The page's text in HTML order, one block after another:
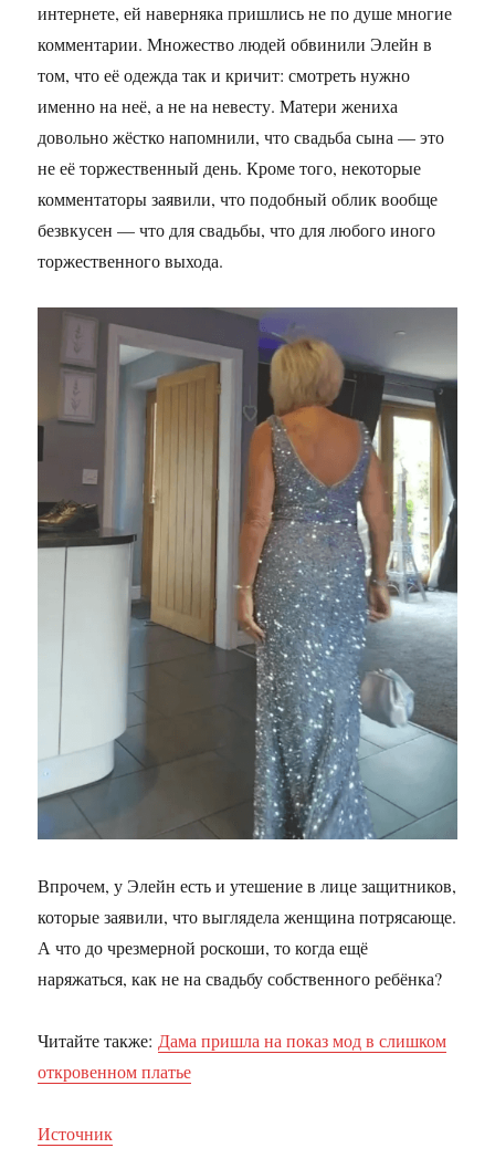
интернете, ей наверняка пришлись не по душе многие
комментарии. Множество людей обвинили Элейн в
том, что её одежда так и кричит: смотреть нужно
именно на неё, а не на невесту. Матери жениха
довольно жёстко напомнили, что свадьба сына — это
не её торжественный день. Кроме того, некоторые
комментаторы заявили, что подобный облик вообще
безвкусен — что для свадьбы, что для любого иного
торжественного выхода.
Впрочем, у Элейн есть и утешение в лице защитников,
которые заявили, что выглядела женщина потрясающе.
А что до чрезмерной роскоши, то когда ещё
наряжаться, как не на свадьбу собственного ребёнка?
Читайте также:Дама пришла на показ мод в слишком
откровенном платье
Источник